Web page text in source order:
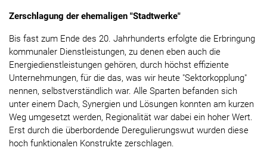
Zerschlagung der ehemaligen "Stadtwerke"
Bis fast zum Ende des 20. Jahrhunderts erfolgte die Erbringung
kommunaler Dienstleistungen, zu denen eben auch die
Energiedienstleistungen gehören, durch höchst effiziente
Unternehmungen, für die das, was wir heute "Sektorkopplung"
nennen, selbstverständlich war. Alle Sparten befanden sich
unter einem Dach, Synergien und Lösungen konnten am kurzen
Weg umgesetzt werden, Regionalität war dabei ein hoher Wert.
Erst durch die überbordende Deregulierungswut wurden diese
hoch funktionalen Konstrukte zerschlagen.